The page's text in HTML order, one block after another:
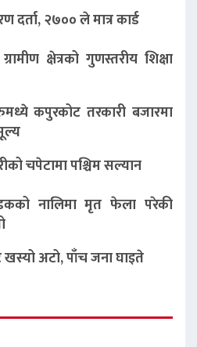
दर्ता, २७०० ले मात्र कार्ड
क्षेत्रको गुणस्तरीय शिक्षा
कपुरकोट तरकारी बजारमा
चपेटामा पश्चिम सल्यान
नालिमा मृत फेला परेकी
अटो, पाँच जना घाइते